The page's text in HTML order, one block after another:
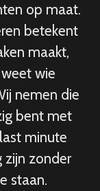
op maat.
betekent
maakt,
wie
nemen die
bent met
minute
zijn zonder
staan.